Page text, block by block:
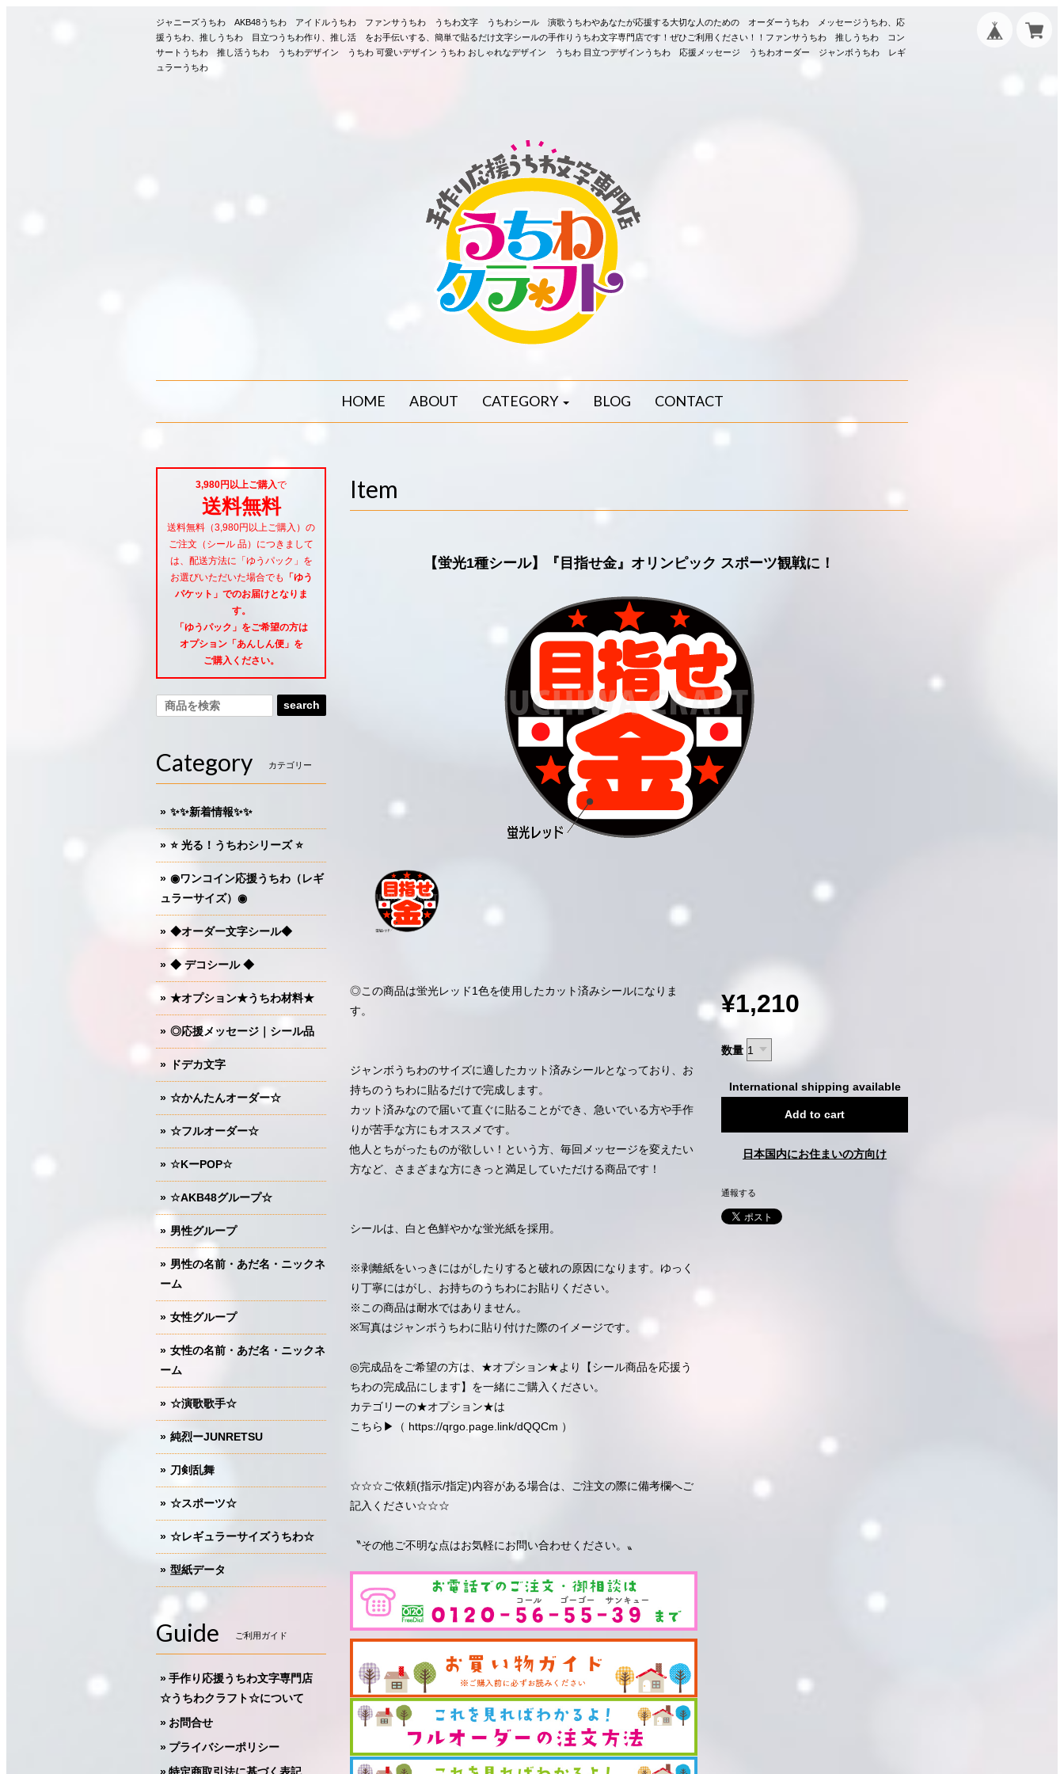
ジャニーズうちわ AKB48うちわ アイドルうちわ ファンサうちわ うちわ文字 うちわシール 演歌うちわやあなたが応援する大切な人のための オーダーうちわ メッセージうちわ、応
援うちわ、推しうちわ 目立つうちわ作り、推し活 をお手伝いする、簡単で貼るだけ文字シールの手作りうちわ文字専門店です！ぜひご利用ください！！ファンサうちわ 推しうちわ コン
サートうちわ 推し活うちわ うちわデザイン うちわ 可愛いデザイン うちわ おしゃれなデザイン うちわ 目立つデザインうちわ 応援メッセージ うちわオーダー ジャンボうちわ レギ
ュラーうちわ
HOME ABOUT CATEGORY BLOG CONTACT
Item
【蛍光1種シール】『目指せ金』オリンピック スポーツ観戦に！
◎この商品は蛍光レッド1色を使用したカット済みシールになりま
す。
ジャンボうちわのサイズに適したカット済みシールとなっており、お
持ちのうちわに貼るだけで完成します。
カット済みなので届いて直ぐに貼ることができ、急いでいる方や手作
りが苦手な方にもオススメです。
他人とちがったものが欲しい！という方、毎回メッセージを変えたい
方など、さまざまな方にきっと満足していただける商品です！
シールは、白と色鮮やかな蛍光紙を採用。
※剥離紙をいっきにはがしたりすると破れの原因になります。ゆっく
り丁寧にはがし、お持ちのうちわにお貼りください。
※この商品は耐水ではありません。
※写真はジャンボうちわに貼り付けた際のイメージです。
◎完成品をご希望の方は、★オプション★より【シール商品を応援う
ちわの完成品にします】を一緒にご購入ください。
カテゴリーの★オプション★は
こちら▶︎（ https://qrgo.page.link/dQQCm ）
☆☆☆ご依頼(指示/指定)内容がある場合は、ご注文の際に備考欄へご
記入ください☆☆☆
〝その他ご不明な点はお気軽にお問い合わせください。〟
¥1,210
数量
International shipping available
Add to cart
日本国内にお住まいの方向け
通報する
3,980円以上ご購入で
送料無料
送料無料（3,980円以上ご購入）の
ご注文（シール 品）につきまして
は、配送方法に「ゆうパック」を
お選びいただいた場合でも
「ゆう
パケット」でのお届けとなりま
す。
「ゆうパック」をご希望の方は
オプション「あんしん便」 を
ご購入ください。
search
Category カテゴリー
✨✨新着情報✨✨
⭐️ 光る！うちわシリーズ ⭐️
◉ワンコイン応援うちわ（レギ
ュラーサイズ）◉
◆オーダー文字シール◆
◆ デコシール ◆
★オプション★うちわ材料★
◎応援メッセージ｜シール品
ドデカ文字
☆かんたんオーダー☆
☆フルオーダー☆
☆KーPOP☆
☆AKB48グループ☆
男性グループ
男性の名前・あだ名・ニックネ
ーム
女性グループ
女性の名前・あだ名・ニックネ
ーム
☆演歌歌手☆
純烈ーJUNRETSU
刀剣乱舞
☆スポーツ☆
☆レギュラーサイズうちわ☆
型紙データ
Guide ご利用ガイド
手作り応援うちわ文字専門店
☆うちわクラフト☆について
お問合せ
プライバシーポリシー